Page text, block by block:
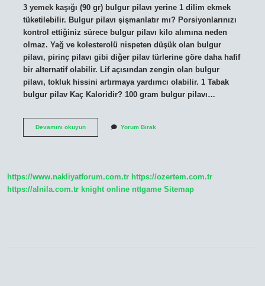
3 yemek kaşığı (90 gr) bulgur pilavı yerine 1 dilim ekmek
tüketilebilir. Bulgur pilavı şişmanlatır mı? Porsiyonlarınızı
kontrol ettiğiniz sürece bulgur pilavı kilo alımına neden
olmaz. Yağ ve kolesterolü nispeten düşük olan bulgur
pilavı, pirinç pilavı gibi diğer pilav türlerine göre daha hafif
bir alternatif olabilir. Lif açısından zengin olan bulgur
pilavı, tokluk hissini artırmaya yardımcı olabilir. 1 Tabak
bulgur pilav Kaç Kaloridir? 100 gram bulgur pilavı…
Devamını okuyunHer
Aldırır
Yorum Bırak
https://www.nakliyatforum.com.tr https://ozertem.com.tr
https://alnila.com.tr knight online nttgame Sitemap